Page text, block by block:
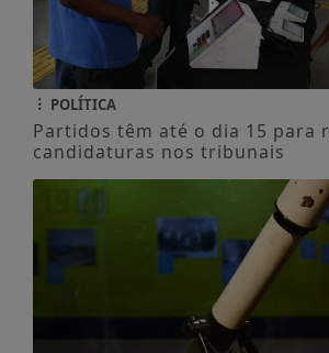
POLÍTICA
Partidos têm até o dia 15 para
candidaturas nos tribunais